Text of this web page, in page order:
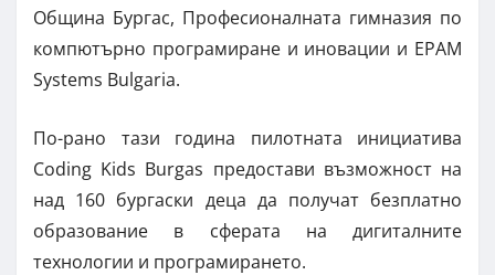
Община Бургас, Професионалната гимназия по
компютърно програмиране и иновации и EPAM
Systems Bulgaria.
По-рано тази година пилотната инициатива
Coding Kids Burgas предостави възможност на
над 160 бургаски деца да получат безплатно
образование в сферата на дигиталните
технологии и програмирането.